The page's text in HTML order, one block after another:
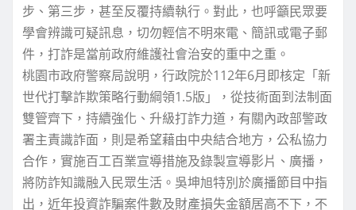
步、第三步，甚至反覆持續執行。對此，也呼籲民眾要
學會辨識可疑訊息，切勿輕信不明來電、簡訊或電子郵
件，打詐是當前政府維護社會治安的重中之重。
桃園市政府警察局說明，行政院於112年6月即核定「新
世代打擊詐欺策略行動綱領1.5版」，從技術面到法制面
雙管齊下，持續強化、升級打詐力道，有關內政部警政
署主責識詐面，則是希望藉由中央結合地方，公私協力
合作，實施百工百業宣導措施及錄製宣導影片、廣播，
將防詐知識融入民眾生活。吳坤旭特別於廣播節目中指
出，近年投資詐騙案件數及財產損失金額居高不下，不